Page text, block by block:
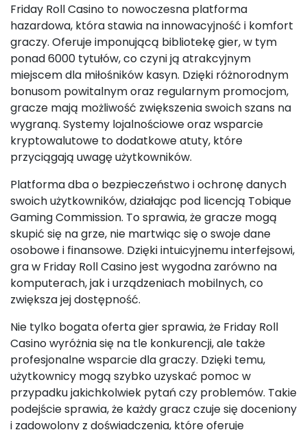
Friday Roll Casino to nowoczesna platforma
hazardowa, która stawia na innowacyjność i komfort
graczy. Oferuje imponującą bibliotekę gier, w tym
ponad 6000 tytułów, co czyni ją atrakcyjnym
miejscem dla miłośników kasyn. Dzięki różnorodnym
bonusom powitalnym oraz regularnym promocjom,
gracze mają możliwość zwiększenia swoich szans na
wygraną. Systemy lojalnościowe oraz wsparcie
kryptowalutowe to dodatkowe atuty, które
przyciągają uwagę użytkowników.
Platforma dba o bezpieczeństwo i ochronę danych
swoich użytkowników, działając pod licencją Tobique
Gaming Commission. To sprawia, że gracze mogą
skupić się na grze, nie martwiąc się o swoje dane
osobowe i finansowe. Dzięki intuicyjnemu interfejsowi,
gra w Friday Roll Casino jest wygodna zarówno na
komputerach, jak i urządzeniach mobilnych, co
zwiększa jej dostępność.
Nie tylko bogata oferta gier sprawia, że Friday Roll
Casino wyróżnia się na tle konkurencji, ale także
profesjonalne wsparcie dla graczy. Dzięki temu,
użytkownicy mogą szybko uzyskać pomoc w
przypadku jakichkolwiek pytań czy problemów. Takie
podejście sprawia, że każdy gracz czuje się doceniony
i zadowolony z doświadczenia, które oferuje